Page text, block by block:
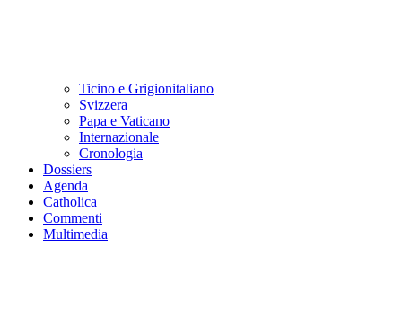
Ticino e Grigionitaliano
Svizzera
Papa e Vaticano
Internazionale
Cronologia
Dossiers
Agenda
Catholica
Commenti
Multimedia